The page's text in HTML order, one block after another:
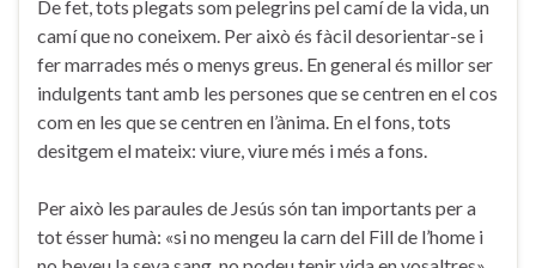
De fet, tots plegats som pelegrins pel camí de la vida, un
camí que no coneixem. Per això és fàcil desorientar-se i
fer marrades més o menys greus. En general és millor ser
indulgents tant amb les persones que se centren en el cos
com en les que se centren en l’ànima. En el fons, tots
desitgem el mateix: viure, viure més i més a fons.
Per això les paraules de Jesús són tan importants per a
tot ésser humà: «si no mengeu la carn del Fill de l’home i